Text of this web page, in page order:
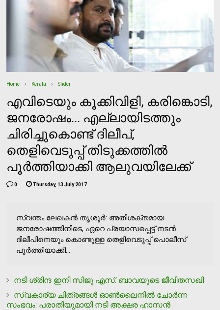
Home Kerala Slider
എവിടെയും കൂക്കിവിളി, കരിങ്കൊടി,
ജനരോഷം... എല്ലായിടത്തും
ചിരിച്ചുകൊണ്ട് ദിലീപ്,
തെളിവെടുപ്പ് തിടുക്കത്തില്‍
പൂര്‍ത്തിയാക്കി ആലുവയിലേക്ക്
0 Thursday, 13 July 2017
സ്വന്തം ലേഖകന്‍ തൃശൂര്‍: അതിശക്തമായ
ജനരോഷത്തിനിടെ, ഏറെ പ്രയാസപ്പെട്ട് നടന്‍
ദിലീപിനെയും കൊണ്ടുള്ള തെളിവെടുപ്പ് പൊലീസ്
പൂര്‍ത്തിയാക്കി...
നടി ശ്രിന്ദ ഇനി സിജു എസ്. ബാവയുടെ ജീവിതസഖി
സ്വകാര്യ ചിത്രങ്ങള്‍ ഓണ്‍ലൈനില്‍ ചോര്‍ന്ന
സംഭവം: പരാതിയുമായി നടി അക്ഷര ഹാസന്‍